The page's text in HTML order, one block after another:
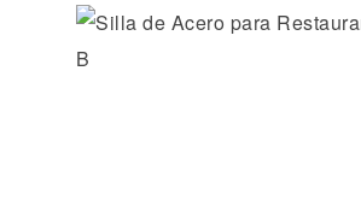
Añadir a la lista de deseos